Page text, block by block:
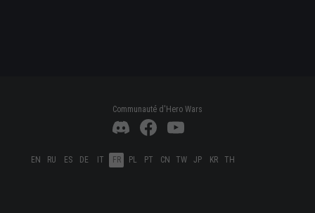
Communauté d'Hero Wars
EN RU ES DE IT FR PL PT CN TW JP KR TH